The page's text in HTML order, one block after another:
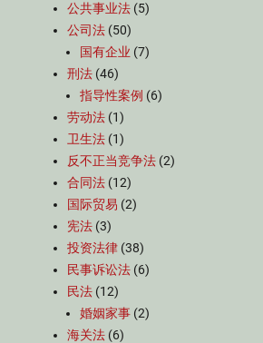
公共事业法 (5)
公司法 (50)
国有企业 (7)
刑法 (46)
指导性案例 (6)
劳动法 (1)
卫生法 (1)
反不正当竞争法 (2)
合同法 (12)
国际贸易 (2)
宪法 (3)
投资法律 (38)
民事诉讼法 (6)
民法 (12)
婚姻家事 (2)
海关法 (6)